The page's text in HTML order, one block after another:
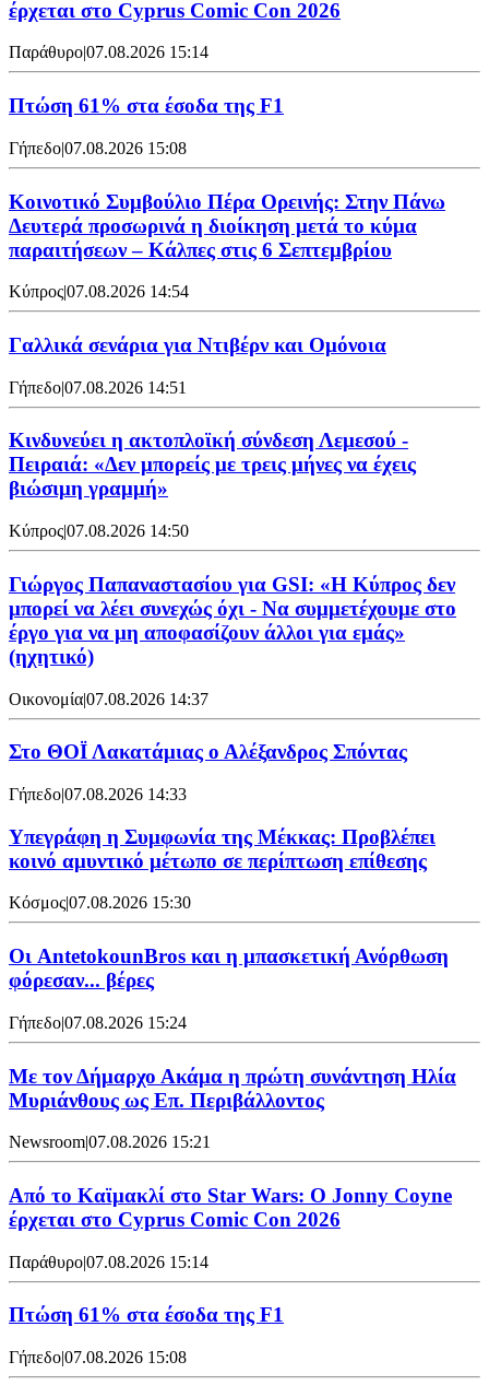
έρχεται στο Cyprus Comic Con 2026
Παράθυρο|07.08.2026 15:14
Πτώση 61% στα έσοδα της F1
Γήπεδο|07.08.2026 15:08
Κοινοτικό Συμβούλιο Πέρα Ορεινής: Στην Πάνω
Δευτερά προσωρινά η διοίκηση μετά το κύμα
παραιτήσεων – Κάλπες στις 6 Σεπτεμβρίου
Κύπρος|07.08.2026 14:54
Γαλλικά σενάρια για Ντιβέρν και Ομόνοια
Γήπεδο|07.08.2026 14:51
Κινδυνεύει η ακτοπλοϊκή σύνδεση Λεμεσού -
Πειραιά: «Δεν μπορείς με τρεις μήνες να έχεις
βιώσιμη γραμμή»
Κύπρος|07.08.2026 14:50
Γιώργος Παπαναστασίου για GSI: «Η Κύπρος δεν
μπορεί να λέει συνεχώς όχι - Να συμμετέχουμε στο
έργο για να μη αποφασίζουν άλλοι για εμάς»
(ηχητικό)
Οικονομία|07.08.2026 14:37
Στο ΘΟΪ Λακατάμιας ο Αλέξανδρος Σπόντας
Γήπεδο|07.08.2026 14:33
Υπεγράφη η Συμφωνία της Μέκκας: Προβλέπει
κοινό αμυντικό μέτωπο σε περίπτωση επίθεσης
Κόσμος|07.08.2026 15:30
Oι AntetokounBros και η μπασκετική Ανόρθωση
φόρεσαν... βέρες
Γήπεδο|07.08.2026 15:24
Με τον Δήμαρχο Ακάμα η πρώτη συνάντηση Ηλία
Μυριάνθους ως Επ. Περιβάλλοντος
Newsroom|07.08.2026 15:21
Από το Καϊμακλί στο Star Wars: Ο Jonny Coyne
έρχεται στο Cyprus Comic Con 2026
Παράθυρο|07.08.2026 15:14
Πτώση 61% στα έσοδα της F1
Γήπεδο|07.08.2026 15:08